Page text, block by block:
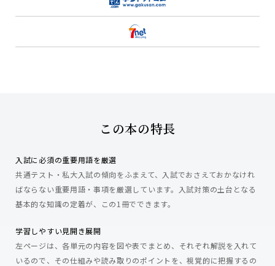
この本の特長
入試に必須の重要用語を厳選
共通テスト・私大入試の傾向をふまえて、入試でおさえておかなけれ
ばならない重要用語・事項を厳選しています。入試対策の土台となる
基本的な知識の定着が、この1冊でできます。
学習しやすい見開き展開
左ページは、各単元の内容を図や表でまとめ、それぞれ解説を入れて
いるので、その仕組みや読み取りのポイントを、視覚的に把握するの